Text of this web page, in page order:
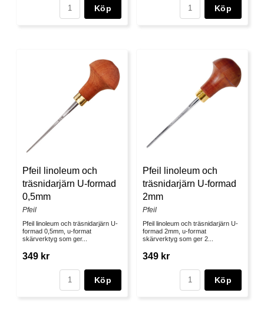
Köp Köp
Pfeil linoleum och
träsnidarjärn U-formad
0,5mm
Pfeil
Pfeil linoleum och träsnidarjärn U-
formad 0,5mm, u-format
skärverktyg som ger...
349 kr
Köp
Pfeil linoleum och
träsnidarjärn U-formad
2mm
Pfeil
Pfeil linoleum och träsnidarjärn U-
formad 2mm, u-format
skärverktyg som ger 2...
349 kr
Köp